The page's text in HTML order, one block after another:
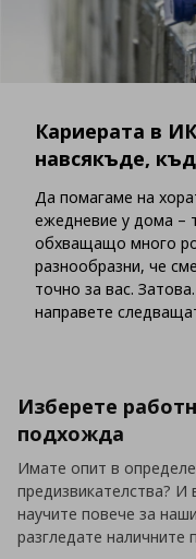
Кариерата в
навсякъде,
Да помагаме на
ежедневие у дома –
обхващащо много
разнообразни, че
точно за вас.
направете
Изберете
подхожда
Имате опит в
предизвикателства?
научите повече за
разгледате наличните